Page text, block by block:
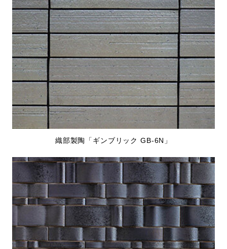
織部製陶「ギンブリック GB-6N」